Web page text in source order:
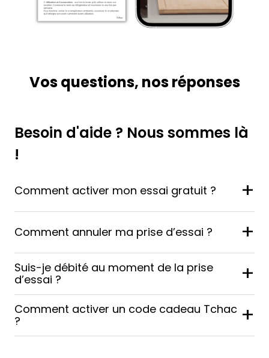
Vos questions, nos réponses
Besoin d'aide ? Nous sommes là
!
Comment activer mon essai gratuit ? +
Comment annuler ma prise d’essai ? +
Suis-je débité au moment de la prise
d’essai ?
+
Comment activer un code cadeau Tchac
?
+